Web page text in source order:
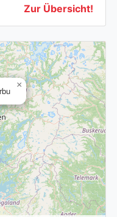
Zur Übersicht!
×